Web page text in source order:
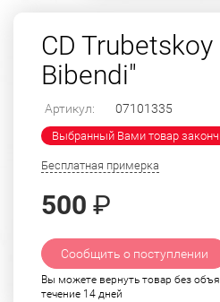
CD
Bibendi"
Артикул: 07101335
Выбранный Вами товар
Бесплатная примерка
500 ₽
Сообщить о поступлении
Вы можете вернуть товар без
течение 14 дней